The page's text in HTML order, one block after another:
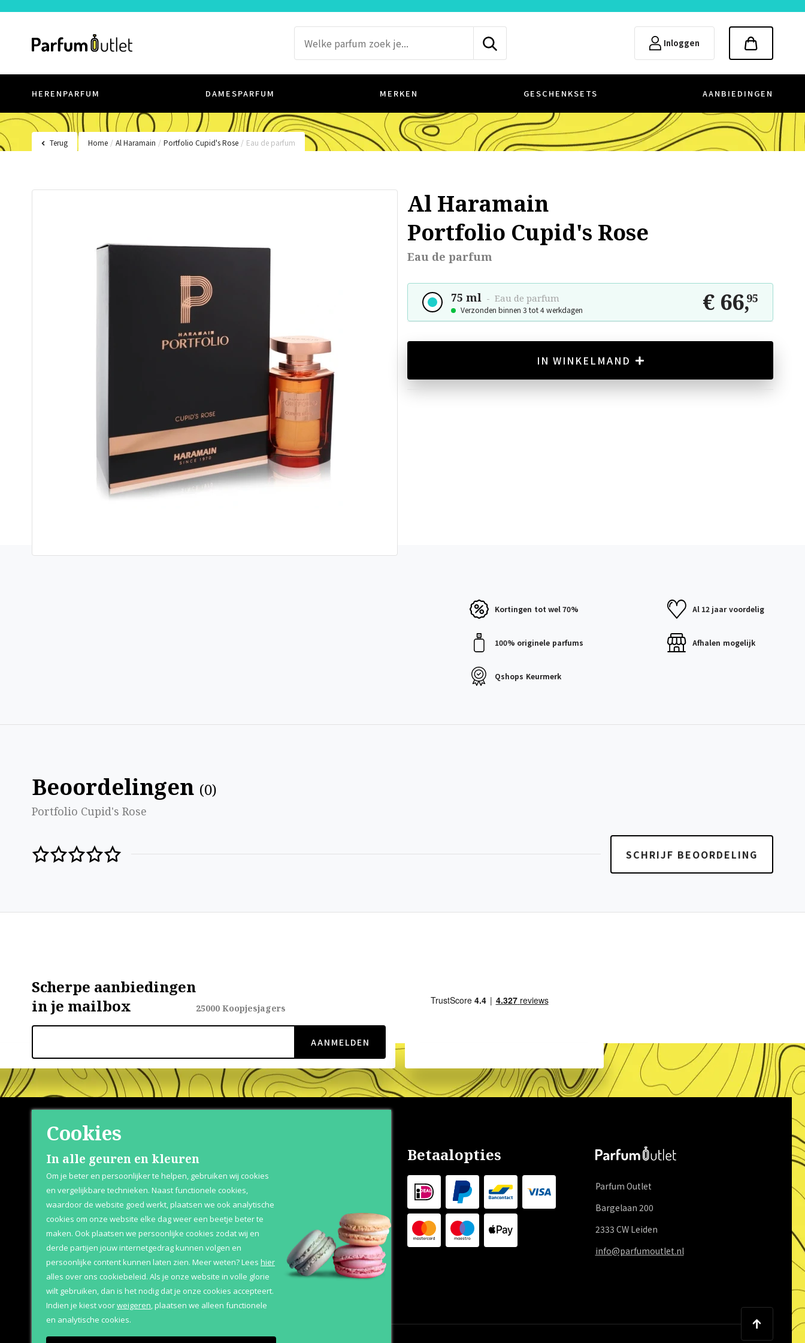
Inloggen
HERENPARFUM DAMESPARFUM MERKEN GESCHENKSETS AANBIEDINGEN
Terug Home / Al Haramain / Portfolio Cupid's Rose / Eau de parfum
Al Haramain
Portfolio Cupid's Rose
Eau de parfum
75 ml - Eau de parfum
Verzonden binnen 3 tot 4 werkdagen € 66,95
IN WINKELMAND
Kortingen tot wel 70% Al 12 jaar voordelig
100% originele parfums Afhalen mogelijk
Qshops Keurmerk
Beoordelingen (0)
Portfolio Cupid's Rose
SCHRIJF BEOORDELING
Scherpe aanbiedingen
in je mailbox
25000 Koopjesjagers
AANMELDEN
Shop
Herenparfum
Damesparfum
Merken
Geschenksets
Aanbiedingen
Retourneren
Bezorging & Levertijd
Over Parfum Outlet
Betaalopties
Betaalopties
Parfum Outlet
Bargelaan 200
2333 CW Leiden
info@parfumoutlet.nl
Cookies
In alle geuren en kleuren
Om je beter en persoonlijker te helpen, gebruiken wij cookies
en vergelijkbare technieken. Naast functionele cookies,
waardoor de website goed werkt, plaatsen we ook analytische
cookies om onze website elke dag weer een beetje beter te
maken. Ook plaatsen we persoonlijke cookies zodat wij en
derde partijen jouw internetgedrag kunnen volgen en
persoonlijke content kunnen laten zien. Meer weten?Lees hier
alles over ons cookiebeleid. Als je onze website in volle glorie
wilt gebruiken, dan is het nodig dat je onze cookies accepteert.
Indien je kiest voorweigeren,plaatsen we alleen functionele
en analytische cookies.